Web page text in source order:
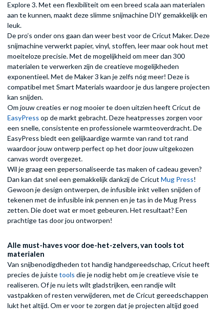
Explore 3. Met een flexibiliteit om een breed scala aan materialen
aan te kunnen, maakt deze slimme snijmachine DIY gemakkelijk en
leuk.
De pro’s onder ons gaan dan weer best voor de Cricut Maker. Deze
snijmachine verwerkt papier, vinyl, stoffen, leer maar ook hout met
moeiteloze precisie. Met de mogelijkheid om meer dan 300
materialen te verwerken zijn de creatieve mogelijkheden
exponentieel. Met de Maker 3 kan je zelfs nóg meer! Deze is
compatibel met Smart Materials waardoor je dus langere projecten
kan snijden.
Om jouw creaties er nog mooier te doen uitzien heeft Cricut de
EasyPress op de markt gebracht. Deze heatpresses zorgen voor
een snelle, consistente en professionele warmteoverdracht. De
EasyPress biedt een gelijkaardige warmte van rand tot rand
waardoor jouw ontwerp perfect op het door jouw uitgekozen
canvas wordt overgezet.
Wil je graag een gepersonaliseerde tas maken of cadeau geven?
Dan kan dat snel een gemakkelijk dankzij de Cricut Mug Press!
Gewoon je design ontwerpen, de infusible inkt vellen snijden of
tekenen met de infusible ink pennen en je tas in de Mug Press
zetten. Die doet wat er moet gebeuren. Het resultaat? Een
prachtige tas door jou ontworpen!
Alle must-haves voor doe-het-zelvers, van tools tot
materialen
Van snijbenodigdheden tot handig handgereedschap, Cricut heeft
precies de juistetools die je nodig hebt om je creatieve visie te
realiseren. Of je nu iets wilt gladstrijken, een randje wilt
vastpakken of resten verwijderen, met de Cricut gereedschappen
lukt het altijd. Om er voor te zorgen dat je projecten altijd goed